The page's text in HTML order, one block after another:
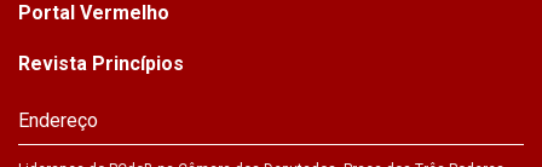
Portal Vermelho
Revista Princípios
Endereço